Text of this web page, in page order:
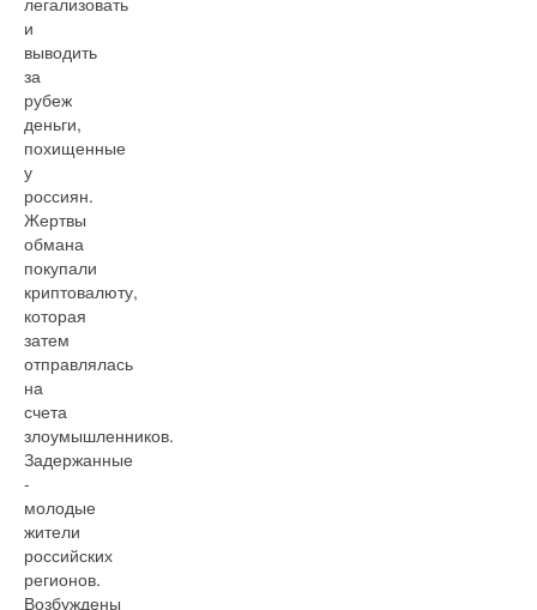
и
выводить
за
рубеж
деньги,
похищенные
у
россиян.
Жертвы
обмана
покупали
криптовалюту,
которая
затем
отправлялась
на
счета
злоумышленников.
Задержанные
-
молодые
жители
российских
регионов.
Возбуждены